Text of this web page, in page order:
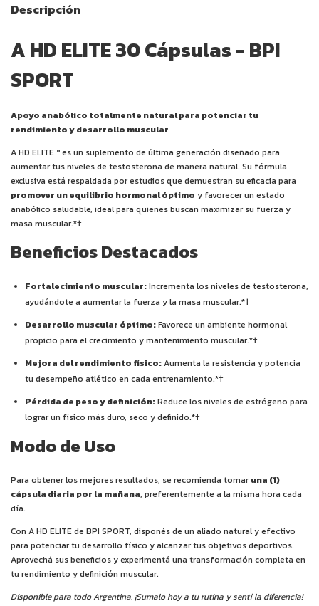
Descripción
A HD ELITE 30 Cápsulas - BPI
SPORT
Apoyo anabólico totalmente natural para potenciar tu
rendimiento y desarrollo muscular
A HD ELITE™ es un suplemento de última generación diseñado para
aumentar tus niveles de testosterona de manera natural. Su fórmula
exclusiva está respaldada por estudios que demuestran su eficacia para
promover un equilibrio hormonal óptimo y favorecer un estado
anabólico saludable, ideal para quienes buscan maximizar su fuerza y
masa muscular.*†
Beneficios Destacados
Fortalecimiento muscular:Incrementa los niveles de testosterona,
ayudándote a aumentar la fuerza y la masa muscular.*†
Desarrollo muscular óptimo:Favorece un ambiente hormonal
propicio para el crecimiento y mantenimiento muscular.*†
Mejora del rendimiento físico:Aumenta la resistencia y potencia
tu desempeño atlético en cada entrenamiento.*†
Pérdida de peso y definición:Reduce los niveles de estrógeno para
lograr un físico más duro, seco y definido.*†
Modo de Uso
Para obtener los mejores resultados, se recomienda tomar una (1)
cápsula diaria por la mañana, preferentemente a la misma hora cada
día.
Con A HD ELITE de BPI SPORT, disponés de un aliado natural y efectivo
para potenciar tu desarrollo físico y alcanzar tus objetivos deportivos.
Aprovechá sus beneficios y experimentá una transformación completa en
tu rendimiento y definición muscular.
Disponible para todo Argentina. ¡Sumalo hoy a tu rutina y sentí la diferencia!